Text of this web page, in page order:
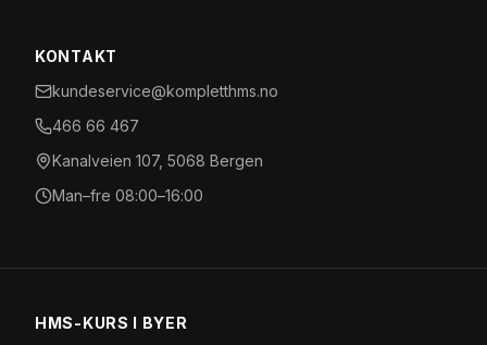
KONTAKT
kundeservice@kompletthms.no
466 66 467
Kanalveien 107, 5068 Bergen
Man–fre 08:00–16:00
HMS-KURS I BYER